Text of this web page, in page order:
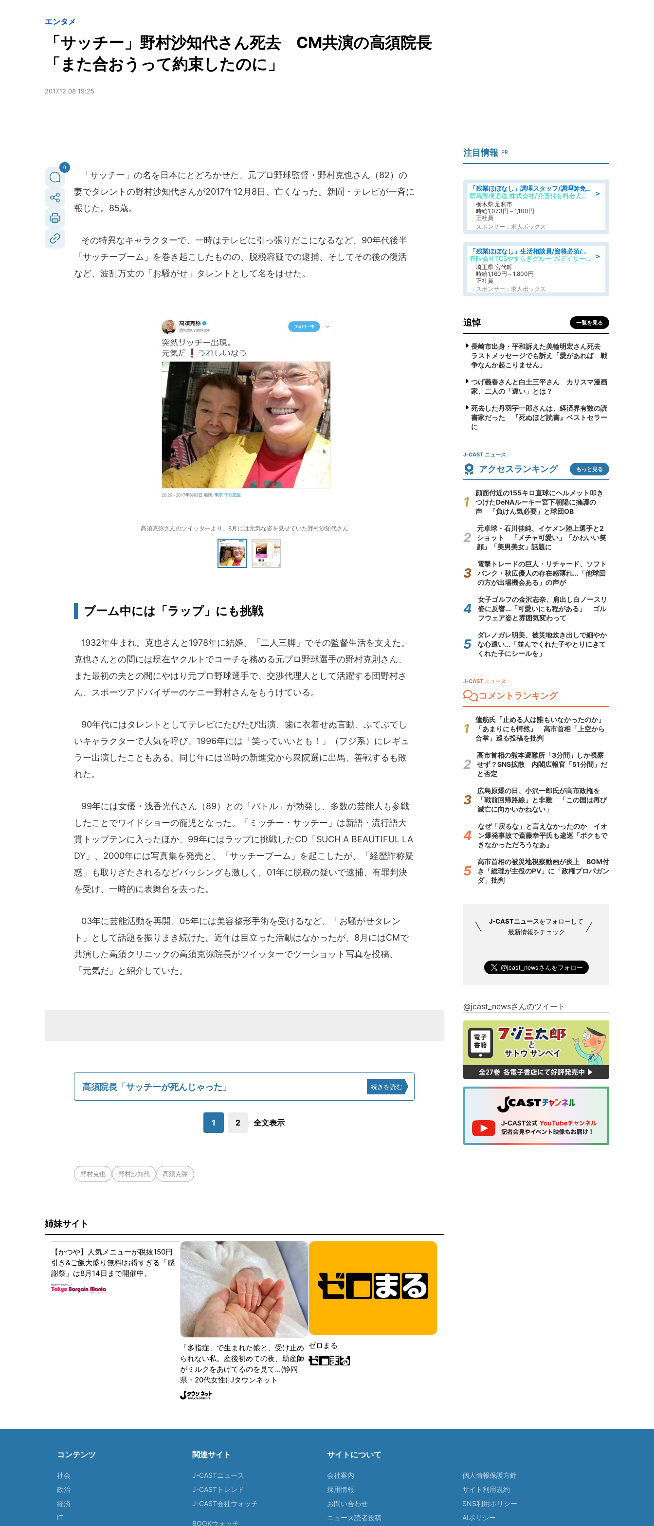
エンタメ
「サッチー」野村沙知代さん死去 CM共演の高須院長
「また合おうって約束したのに」
2017.12.08 19:25
0
「サッチー」の名を日本にとどろかせた、元プロ野球監督・野村克也さん（82）の
妻でタレントの野村沙知代さんが2017年12月8日、亡くなった。新聞・テレビが一斉に
報じた。85歳。
その特異なキャラクターで、一時はテレビに引っ張りだこになるなど、90年代後半
「サッチーブーム」を巻き起こしたものの、脱税容疑での逮捕、そしてその後の復活
など、波乱万丈の「お騒がせ」タレントとして名をはせた。
高須克弥さんのツイッターより。8月には元気な姿を見せていた野村沙知代さん
ブーム中には「ラップ」にも挑戦
1932年生まれ。克也さんと1978年に結婚、「二人三脚」でその監督生活を支えた。
克也さんとの間には現在ヤクルトでコーチを務める元プロ野球選手の野村克則さん、
また最初の夫との間にやはり元プロ野球選手で、交渉代理人として活躍する団野村さ
ん、スポーツアドバイザーのケニー野村さんをもうけている。
90年代にはタレントとしてテレビにたびたび出演、歯に衣着せぬ言動、ふてぶてし
いキャラクターで人気を呼び、1996年には「笑っていいとも！」（フジ系）にレギュ
ラー出演したこともある。同じ年には当時の新進党から衆院選に出馬、善戦するも敗
れた。
99年には女優・浅香光代さん（89）との「バトル」が勃発し、多数の芸能人も参戦
したことでワイドショーの寵児となった。「ミッチー・サッチー」は新語・流行語大
賞トップテンに入ったほか、99年にはラップに挑戦したCD「SUCH A BEAUTIFUL LA
DY」、2000年には写真集を発売と、「サッチーブーム」を起こしたが、「経歴詐称疑
惑」も取りざたされるなどバッシングも激しく、01年に脱税の疑いで逮捕、有罪判決
を受け、一時的に表舞台を去った。
03年に芸能活動を再開、05年には美容整形手術を受けるなど、「お騒がせタレン
ト」として話題を振りまき続けた。近年は目立った活動はなかったが、8月にはCMで
共演した高須クリニックの高須克弥院長がツイッターでツーショット写真を投稿、
「元気だ」と紹介していた。
高須院長「サッチーが死んじゃった」 続きを読む
1 2 全文表示
野村克也 野村沙知代 高須克弥
姉妹サイト
【かつや】人気メニューが税抜150円
引き&ご飯大盛り無料!お得すぎる「感
謝祭」は8月14日まで開催中。
「多指症」で生まれた娘と、受け止め
られない私。産後初めての夜、助産師
がミルクをあげてるのを見て...(静岡
県・20代女性)|Jタウンネット
ゼロまる
注目情報 PR
＞
「残業ほぼなし」調理スタッフ/調理師免許必須/正職員/日勤のみ/介護付き有料老人ホーム/社会保障完備
群馬郵便逓送 株式会社/介護付有料老人ホーム ふる里
栃木県 足利市
時給1,073円～1,100円
正社員
スポンサー：求人ボックス
＞
「残業ほぼなし」生活相談員/資格必須/正職員/日勤のみ/デイサービス
有限会社TCSやすらぎグループ/デイサービスやすらぎ
埼玉県 宮代町
時給1,160円～1,800円
正社員
スポンサー：求人ボックス
追悼 一覧を見る
長崎市出身・平和訴えた美輪明宏さん死去
ラストメッセージでも訴え「愛があれば 戦
争なんか起こりません」
つげ義春さんと白土三平さん カリスマ漫画
家、二人の「違い」とは？
死去した丹羽宇一郎さんは、経済界有数の読
書家だった 『死ぬほど読書』ベストセラー
に
J-CAST ニュース
アクセスランキング もっと見る
顔面付近の155キロ直球にヘルメット叩き
つけたDeNAルーキー宮下朝陽に擁護の
声 「負けん気必要」と球団OB
元卓球・石川佳純、イケメン陸上選手と2
ショット 「メチャ可愛い」「かわいい笑
顔」「美男美女」話題に
電撃トレードの巨人・リチャード、ソフト
バンク・秋広優人の存在感薄れ...「他球団
の方が出場機会ある」の声が
女子ゴルフの金沢志奈、肩出し白ノースリ
姿に反響...「可愛いにも程がある」 ゴル
フウェア姿と雰囲気変わって
ダレノガレ明美、被災地炊き出しで細やか
な心遣い...「並んでくれた子やとりにきて
くれた子にシールを」
J-CAST ニュース
コメントランキング
蓮舫氏「止める人は誰もいなかったのか」
「あまりにも愕然」 高市首相「上空から
合掌」巡る投稿を批判
高市首相の熊本避難所「3分間」しか視察
せず？SNS拡散 内閣広報官「51分間」だ
と否定
広島原爆の日、小沢一郎氏が高市政権を
「戦前回帰路線」と非難 「この国は再び
滅亡に向かいかねない」
なぜ「戻るな」と言えなかったのか イオ
ン爆発事故で斎藤幸平氏も逡巡「ボクもで
きなかっただろうなあ」
高市首相の被災地視察動画が炎上 BGM付
き「総理が主役のPV」に「政権プロパガン
ダ」批判
J-CASTニュースをフォローして
最新情報をチェック
@jcast_newsさんのツイート
コンテンツ
社会
政治
経済
IT
関連サイト
J-CASTニュース
J-CASTトレンド
J-CAST会社ウォッチ
BOOKウォッチ
サイトについて
会社案内
採用情報
お問い合わせ
ニュース読者投稿
個人情報保護方針
サイト利用規約
SNS利用ポリシー
AIポリシー